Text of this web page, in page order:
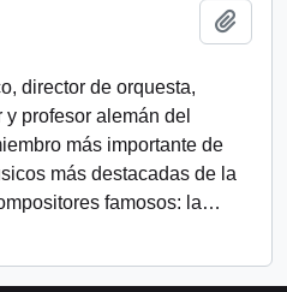
director de orquesta,
profesor alemán del
más importante de
más destacadas de la
famosos: la…